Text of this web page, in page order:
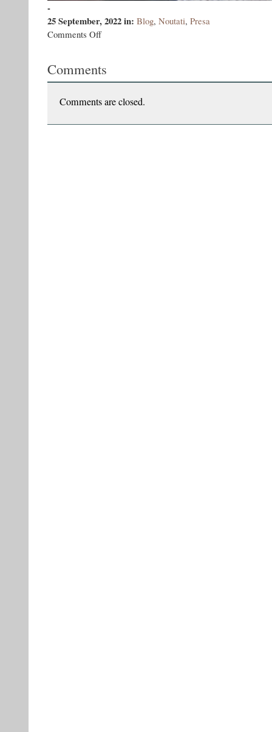
-
25 September, 2022in: Blog, Noutati, Presa
Comments Offon
Kogălniceanul
Comments
Comments are closed.